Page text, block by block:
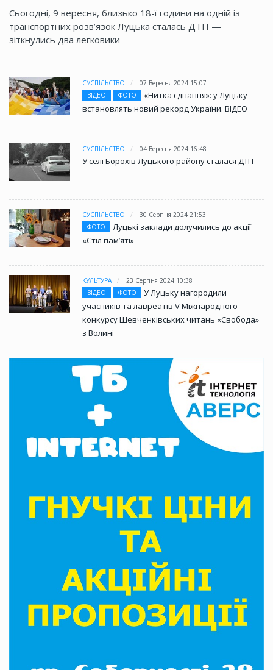
Сьогодні, 9 вересня, близько 18-ї години на одній із
транспортних розв’язок Луцька сталась ДТП —
зіткнулись два легковики
СУСПІЛЬСТВО
07 Вересня 2024 15:07
ВІДЕО
ФОТО
«Нитка єднання»: у Луцьку
встановлять новий рекорд України. ВІДЕО
СУСПІЛЬСТВО 04 Вересня 2024 16:48
У селі Борохів Луцького району сталася ДТП
СУСПІЛЬСТВО
30 Серпня 2024 21:53
ФОТО
Луцькі заклади долучились до акції
«Стіл памʼяті»
КУЛЬТУРА
23 Серпня 2024 10:38
ВІДЕО
ФОТО
У Луцьку нагородили
учасників та лавреатів V Міжнародного
конкурсу Шевченківських читань «Свобода»
з Волині